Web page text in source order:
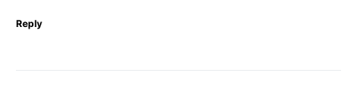
Reply